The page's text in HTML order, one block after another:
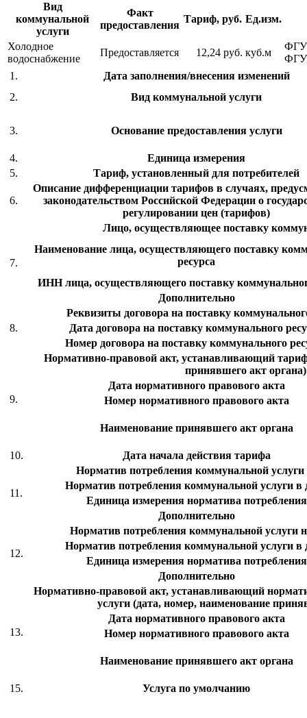
Вид
коммунальной
услуги
Факт
предоставления
Тариф, руб. Ед.изм.
Холодное
водоснабжение
Предоставляется 12,24 руб. куб.м
1.
Дата заполнения/внесения изменений
2.
Вид коммунальной услуги
3. Основание предоставления услуги
4.
Единица измерения
5.
Тариф, установленный для потребителей
6.
Описание дифференциации тарифов в случаях,
законодательством Российской Федерации о
регулировании цен (тарифов)
7.
Лицо, осуществляющее поставку
Наименование лица, осуществляющего поставку
ресурса
ИНН лица, осуществляющего поставку
Дополнительно
8.
Реквизиты договора на поставку
Дата договора на поставку коммунального
Номер договора на поставку коммунального
9.
Нормативно-правовой акт, устанавливающий
принявшего акт органа)
Дата нормативного правового акта
Номер нормативного правового акта
Наименование принявшего акт органа
10. Дата начала действия тарифа
11.
Норматив потребления коммунальной
Норматив потребления коммунальной услуги в
Единица измерения норматива потребления
Дополнительно
12.
Норматив потребления коммунальной
Норматив потребления коммунальной услуги в
Единица измерения норматива потребления
Дополнительно
13.
Нормативно-правовой акт, устанавливающий
услуги (дата, номер, наименование
Дата нормативного правового акта
Номер нормативного правового акта
Наименование принявшего акт органа
15. Услуга по умолчанию